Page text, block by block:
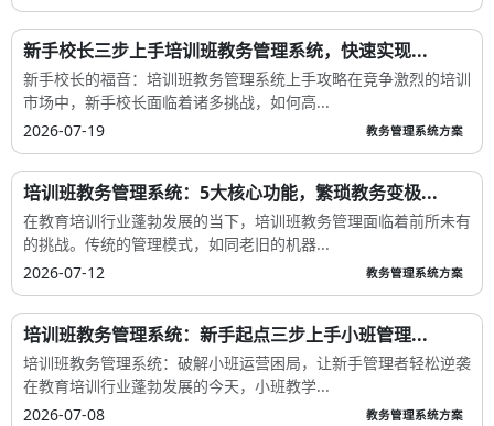
新手校长三步上手培训班教务管理系统，快速实现...
新手校长的福音：培训班教务管理系统上手攻略在竞争激烈的培训
市场中，新手校长面临着诸多挑战，如何高...
2026-07-19
教务管理系统方案
培训班教务管理系统：5大核心功能，繁琐教务变极...
在教育培训行业蓬勃发展的当下，培训班教务管理面临着前所未有
的挑战。传统的管理模式，如同老旧的机器...
2026-07-12
教务管理系统方案
培训班教务管理系统：新手起点三步上手小班管理...
培训班教务管理系统：破解小班运营困局，让新手管理者轻松逆袭
在教育培训行业蓬勃发展的今天，小班教学...
2026-07-08
教务管理系统方案